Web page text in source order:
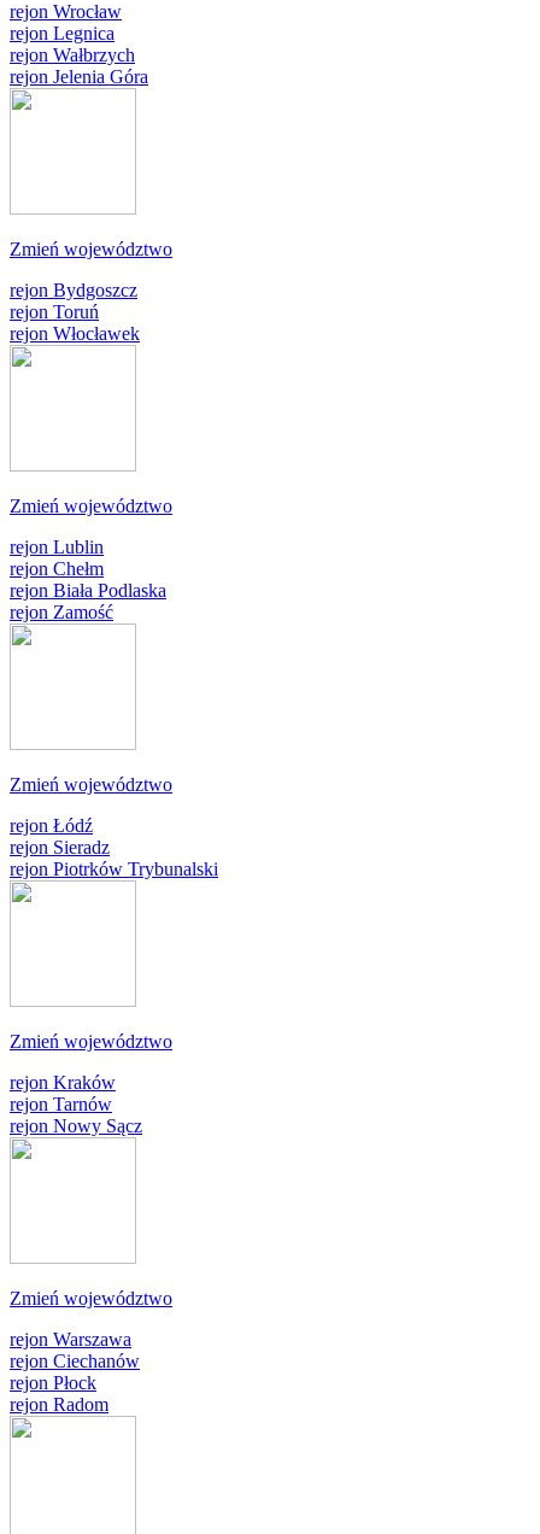
rejon Wrocław
rejon Legnica
rejon Wałbrzych
rejon Jelenia Góra
Zmień województwo
rejon Bydgoszcz
rejon Toruń
rejon Włocławek
Zmień województwo
rejon Lublin
rejon Chełm
rejon Biała Podlaska
rejon Zamość
Zmień województwo
rejon Łódź
rejon Sieradz
rejon Piotrków Trybunalski
Zmień województwo
rejon Kraków
rejon Tarnów
rejon Nowy Sącz
Zmień województwo
rejon Warszawa
rejon Ciechanów
rejon Płock
rejon Radom